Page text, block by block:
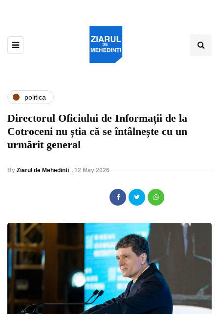
politica
Directorul Oficiului de Informații de la
Cotroceni nu știa că se întâlnește cu un
urmărit general
By Ziarul de Mehedinti , 12 May 2026